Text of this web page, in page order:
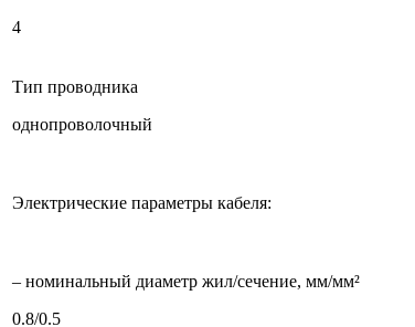
4
Тип проводника
однопроволочный
Электрические параметры кабеля:
– номинальный диаметр жил/сечение, мм/мм²
0.8/0.5